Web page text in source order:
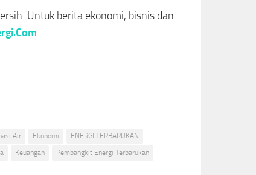
Untuk berita ekonomi, bisnis dan
.
Air Ekonomi
ENERGI TERBARUKAN
Keuangan
Pembangkit Energi Terbarukan